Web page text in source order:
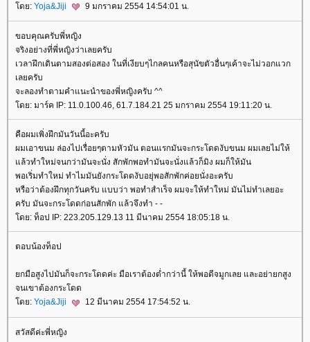
ดย: Yoja&Jiji 9 มกราคม 2554 14:54:01 น.
ขอบคุณครับพี่หญิง
จริงอย่างที่พี่หญิงว่าเลยครับ
เวลาฝึกเดินตามสองต่อสอง ในที่เงียบๆไกลคนหรือสุนัขตัวอื่นๆเค้าจะไม่วอกแวก
เลยครับ
จะลองทำตามคำแนะนำของพี่หญิงครับ ^^
ดย: มาร์ค IP: 11.0.100.46, 61.7.184.21 25 มกราคม 2554 19:11:20 น.
คือผมเพิ่งฝึกมันวันนี้อะครับ
ผมเอาขนม ล่องไปเรื่อยๆตามหัวมัน ตอนแรกมันจะกระโดดงับขนม ผมเลยไม่ให้
ล้วทำใหม่จนกว่ามันจะนั่ง สักพักพอทำมันจะนั่งแล้วก็มิง ผมก็ให้มัน
พอเริ่มทำใหม่ ทำไมมันยังกระโดดงับอยุ่พอสักพักค่อยนั่งอะครับ
หรือว่าต้องฝึกทุกวันครับ แบบว่า พอทำสำเร็จ ผมจะให้ทำใหม่ มันไม่ทำเลยอะ
ครับ มันจะกระโดดก่อนสักพัก แล้วจึงทำ - -
ดย: ท็อป IP: 223.205.129.13 11 มีนาคม 2554 18:05:18 น.
ตอบน้องท็อป
กมือสูงไปมันก็จะกระโดดค่ะ มือเราต้องต่ำกว่านี้ ให้พอดีจมูกเลย และอย่ายกสูง
จนเขาต้องกระโดด
ดย: Yoja&Jiji 12 มีนาคม 2554 17:54:52 น.
สวัสดีค่ะพี่หญิง